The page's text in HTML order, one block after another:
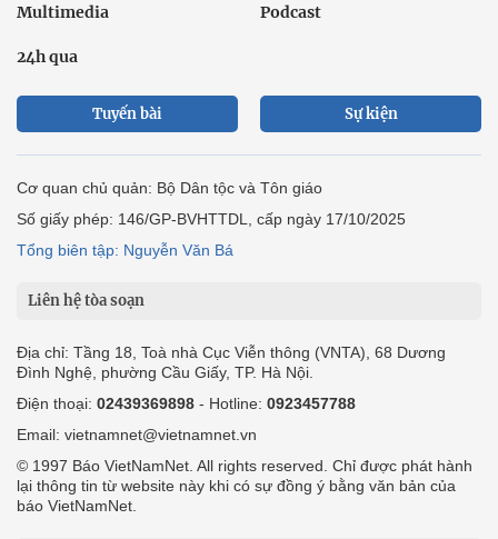
Multimedia Podcast
24h qua
Tuyến bài Sự kiện
Cơ quan chủ quản: Bộ Dân tộc và Tôn giáo
Số giấy phép: 146/GP-BVHTTDL, cấp ngày 17/10/2025
Tổng biên tập: Nguyễn Văn Bá
Liên hệ tòa soạn
Địa chỉ: Tầng 18, Toà nhà Cục Viễn thông (VNTA), 68 Dương
Đình Nghệ, phường Cầu Giấy, TP. Hà Nội.
Điện thoại: 02439369898 - Hotline: 0923457788
Email: vietnamnet@vietnamnet.vn
© 1997 Báo VietNamNet. All rights reserved. Chỉ được phát hành
lại thông tin từ website này khi có sự đồng ý bằng văn bản của
báo VietNamNet.